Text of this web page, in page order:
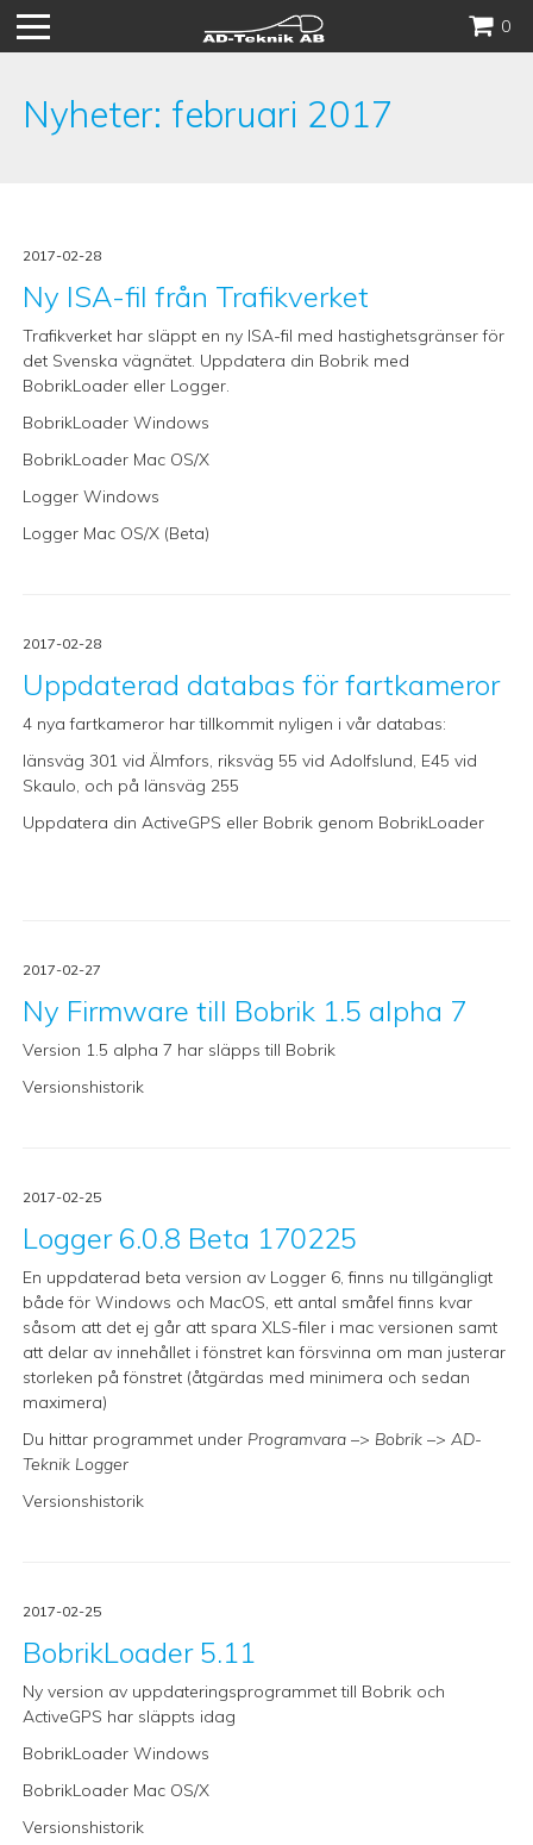
0
Hoppa
Nyheter: februari 2017
2017-02-28
Ny ISA-fil från Trafikverket
Trafikverket har släppt en ny ISA-fil med hastighetsgränser för
det Svenska vägnätet. Uppdatera din Bobrik med
BobrikLoader eller Logger.
BobrikLoader Windows
BobrikLoader Mac OS/X
Logger Windows
Logger Mac OS/X (Beta)
2017-02-28
Uppdaterad databas för fartkameror
4 nya fartkameror har tillkommit nyligen i vår databas:
länsväg 301 vid Älmfors, riksväg 55 vid Adolfslund, E45 vid
Skaulo, och på länsväg 255
Uppdatera din ActiveGPS eller Bobrik genom BobrikLoader
2017-02-27
Ny Firmware till Bobrik 1.5 alpha 7
Version 1.5 alpha 7 har släpps till Bobrik
Versionshistorik
2017-02-25
Logger 6.0.8 Beta 170225
En uppdaterad beta version av Logger 6, finns nu tillgängligt
både för Windows och MacOS, ett antal småfel finns kvar
såsom att det ej går att spara XLS-filer i mac versionen samt
att delar av innehållet i fönstret kan försvinna om man justerar
storleken på fönstret (åtgärdas med minimera och sedan
maximera)
Du hittar programmet under Programvara –> Bobrik –>AD-
Teknik Logger
Versionshistorik
2017-02-25
BobrikLoader 5.11
Ny version av uppdateringsprogrammet till Bobrik och
ActiveGPS har släppts idag
BobrikLoader Windows
BobrikLoader Mac OS/X
Versionshistorik